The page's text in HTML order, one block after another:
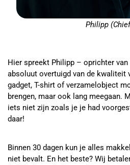
Philipp
Hier spreekt Philipp – oprichter
absoluut overtuigd van de kwaliteit
gadget, T-shirt of verzamelobject
brengen, maar ook lang meegaan.
iets niet zijn zoals je je had
daar!
Binnen 30 dagen kun je alles
niet bevalt. En het beste? Wij